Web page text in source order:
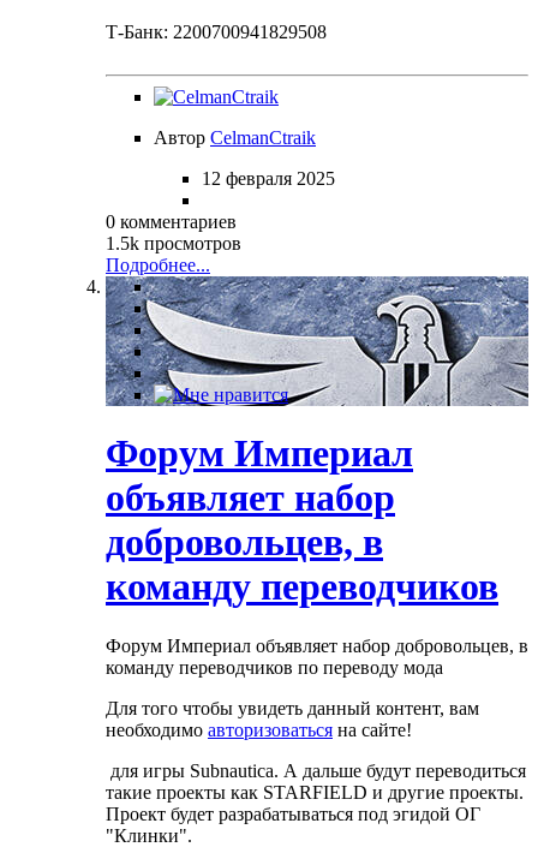
Т-Банк: 2200700941829508
Автор CelmanCtraik
12 февраля 2025
0 комментариев
1.5k просмотров
Подробнее...
Форум Империал
объявляет набор
добровольцев, в
команду переводчиков
Форум Империал объявляет набор добровольцев, в
команду переводчиков по переводу мода
Для того чтобы увидеть данный контент, вам
необходимо авторизоваться на сайте!
для игры Subnautica. А дальше будут переводиться
такие проекты как STARFIELD и другие проекты.
Проект будет разрабатываться под эгидой ОГ
"Клинки".